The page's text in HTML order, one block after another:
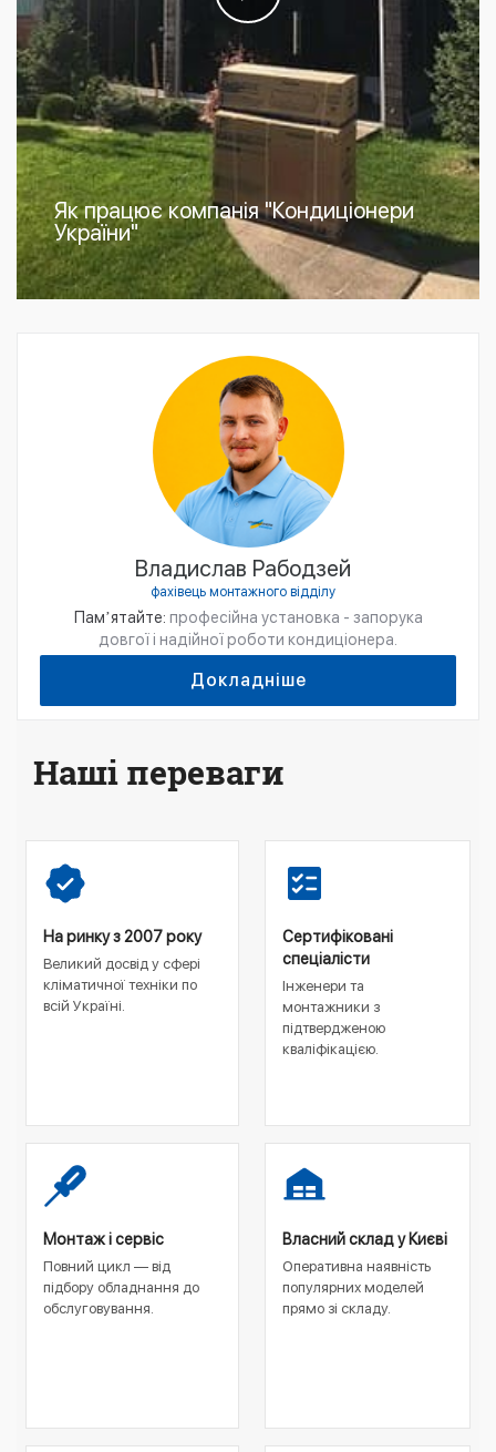
Як працює компанія "Кондиціонери
України"
Владислав Рабодзей
фахівець монтажного відділу
Памʼятайте: професійна установка - запорука
довгої і надійної роботи кондиціонера.
Докладніше
Наші переваги
На ринку з 2007 року
Великий досвід у сфері
кліматичної техніки по
всій Україні.
Сертифіковані
спеціалісти
Інженери та
монтажники з
підтвердженою
кваліфікацією.
Монтаж і сервіс
Повний цикл — від
підбору обладнання до
обслуговування.
Власний склад у Києві
Оперативна наявність
популярних моделей
прямо зі складу.